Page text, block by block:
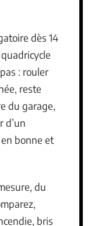
dès 14
: rouler
reste
du garage,
d’un
en bonne et
du
bris